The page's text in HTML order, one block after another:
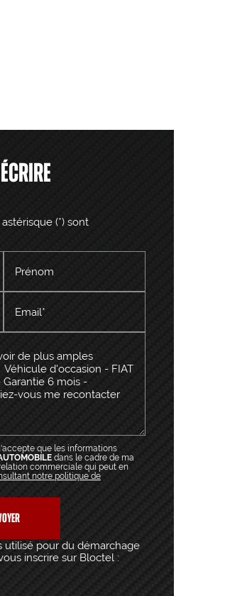
(*) sont
Prénom
Email*
que les informations
dans le cadre de ma
commerciale qui peut en
notre politique de
utilisé pour du démarchage
inscrire sur Bloctel :